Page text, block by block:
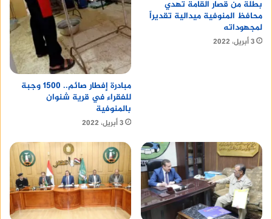
بطلة من قصار القامة تهدي
محافظ المنوفية ميدالية تقديراً
لمجهوداته
3 أبريل، 2022
مبادرة إفطار صائم.. 1500 وجبة
للفقراء في قرية شنوان
بالمنوفية
3 أبريل، 2022